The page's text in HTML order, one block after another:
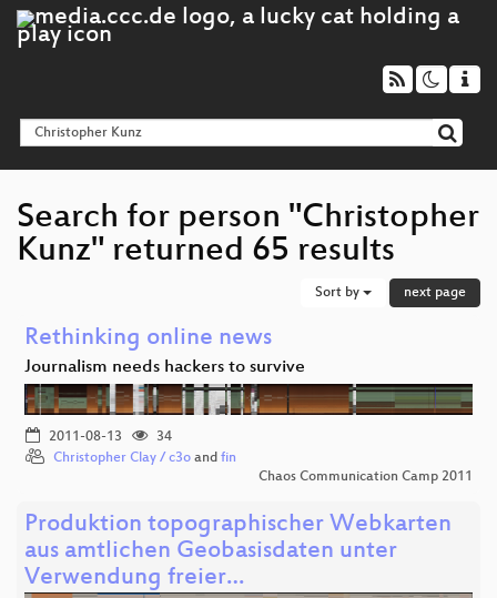
Search for person "Christopher
Kunz" returned 65 results
Sort by next page
Rethinking online news
Journalism needs hackers to survive
2011-08-13
34
Christopher Clay / c3o and fin
Chaos Communication Camp 2011
Produktion topographischer Webkarten
aus amtlichen Geobasisdaten unter
Verwendung freier…